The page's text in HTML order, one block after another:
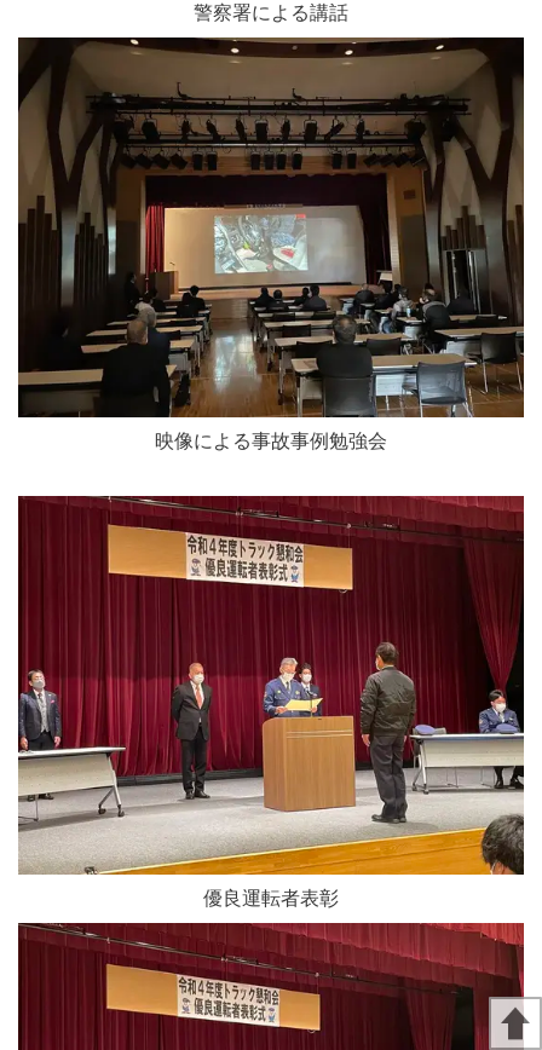
警察署による講話
映像による事故事例勉強会
優良運転者表彰